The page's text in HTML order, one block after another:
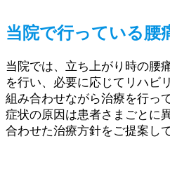
当院で行っている腰
当院では、立ち上がり時の腰
を行い、必要に応じてリハビ
組み合わせながら治療を行っ
症状の原因は患者さまごとに
合わせた治療方針をご提案し